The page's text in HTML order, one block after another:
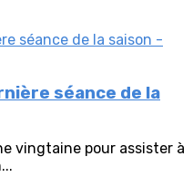
séance de la
vingtaine pour assister à